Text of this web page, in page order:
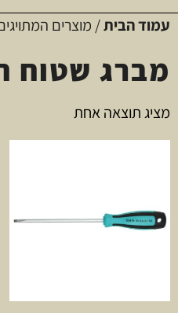
עמוד הבית/ מוצרים
מברג שטוח
מציג תוצאה אחת